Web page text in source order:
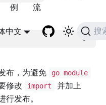
例
流
中文 搜
布，为避免 go module
修改 import 并加上
行发布。